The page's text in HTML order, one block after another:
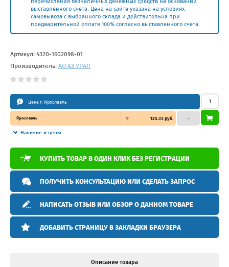
перечисления безналичных денежных средств на основании
выставленного счета. Цена на сайте указана на условиях
самовывоза с выбранного склада и действительна при
предварительной оплате 100% согласно выставленного счета.
Артикул: 4320-1602098-01
Производитель: АО АЗ УРАЛ
Цена г. Ярославль
Ярославль 0 125.33 руб.
Наличие и цены
–
КУПИТЬ ТОВАР В ОДИН КЛИК БЕЗ РЕГИСТРАЦИИ
ПОЛУЧИТЬ КОНСУЛЬТАЦИЮ ИЛИ СДЕЛАТЬ ЗАПРОС
НАПИСАТЬ ОТЗЫВ ИЛИ ОБЗОР О ДАННОМ ТОВАРЕ
ДОБАВИТЬ СТРАНИЦУ В ЗАКЛАДКИ БРАУЗЕРА
Описание товара